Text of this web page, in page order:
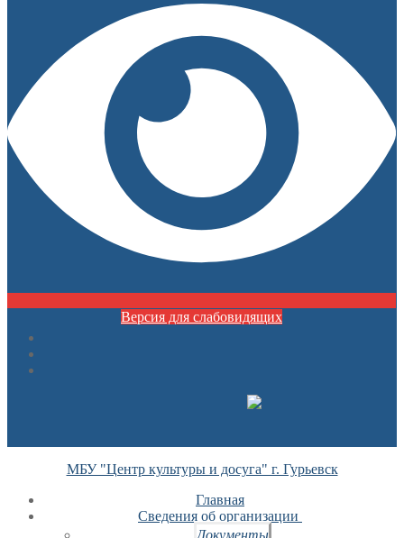
Версия для слабовидящих
МБУ "Центр культуры и досуга" г. Гурьевск
Главная
Сведения об организации